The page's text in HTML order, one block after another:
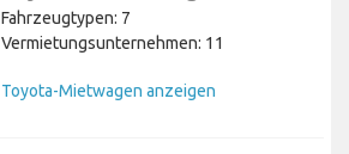
Fahrzeugtypen: 7
Vermietungsunternehmen: 11
Toyota-Mietwagen anzeigen